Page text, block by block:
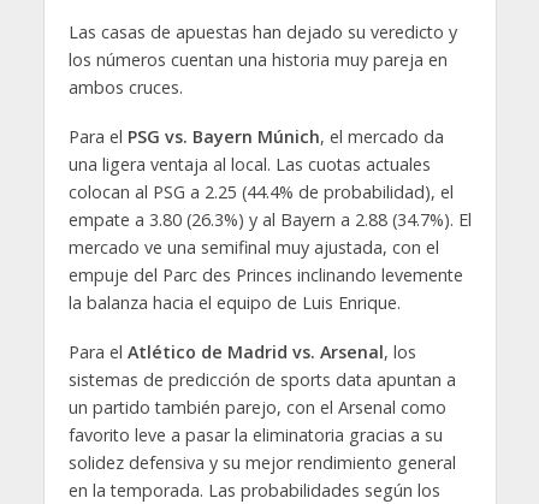
Las casas de apuestas han dejado su veredicto y
los números cuentan una historia muy pareja en
ambos cruces.
Para el PSG vs. Bayern Múnich, el mercado da
una ligera ventaja al local. Las cuotas actuales
colocan al PSG a 2.25 (44.4% de probabilidad), el
empate a 3.80 (26.3%) y al Bayern a 2.88 (34.7%). El
mercado ve una semifinal muy ajustada, con el
empuje del Parc des Princes inclinando levemente
la balanza hacia el equipo de Luis Enrique.
Para el Atlético de Madrid vs. Arsenal, los
sistemas de predicción de sports data apuntan a
un partido también parejo, con el Arsenal como
favorito leve a pasar la eliminatoria gracias a su
solidez defensiva y su mejor rendimiento general
en la temporada. Las probabilidades según los